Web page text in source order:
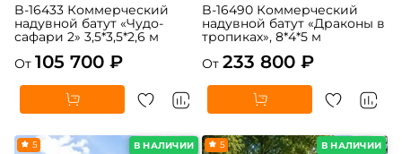
B-16433 Коммерческий
надувной батут «Чудо-
сафари 2» 3,5*3,5*2,6 м
От 105 700 ₽
B-16490 Коммерческий
надувной батут «Драконы в
тропиках», 8*4*5 м
От 233 800 ₽
В НАЛИЧИИ
5 В НАЛИЧИИ
5